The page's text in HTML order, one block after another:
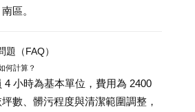
區。
題（FAQ）
何計算？
4 小時為基本單位，費用為 2400
數、髒污程度與清潔範圍調整，